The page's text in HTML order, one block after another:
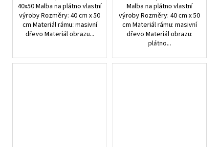
40x50 Malba na plátno vlastní
výroby Rozměry: 40 cm x 50
cm Materiál rámu: masivní
dřevo Materiál obrazu...
Malba na plátno vlastní
výroby Rozměry: 40 cm x 50
cm Materiál rámu: masivní
dřevo Materiál obrazu:
plátno...